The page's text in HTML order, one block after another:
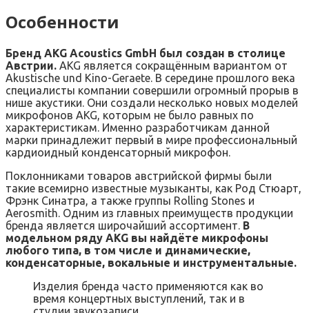
Особенности
Бренд AKG Acoustics GmbH был создан в столице
Австрии. AKG является сокращённым вариантом от
Akustische und Kino-Geraete. В середине прошлого века
специалисты компании совершили огромный прорыв в
нише акустики. Они создали несколько новых моделей
микрофонов AKG, которым не было равных по
характеристикам. Именно разработчикам данной
марки принадлежит первый в мире профессиональный
кардиоидный конденсаторный микрофон.
Поклонниками товаров австрийской фирмы были
такие всемирно известные музыканты, как Род Стюарт,
Фрэнк Синатра, а также группы Rolling Stones и
Aerosmith. Одним из главных преимуществ продукции
бренда является широчайший ассортимент. В
модельном ряду AKG вы найдёте микрофоны
любого типа, в том числе и динамические,
конденсаторные, вокальные и инструментальные.
Изделия бренда часто применяются как во
время концертных выступлений, так и в